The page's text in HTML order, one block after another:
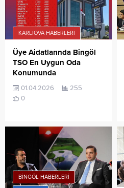
KARLIOVA HABERLERI
Üye Aidatlarında Bingöl
TSO En Uygun Oda
Konumunda
01.04.2026
255
0
BINGÖL HABERLERI